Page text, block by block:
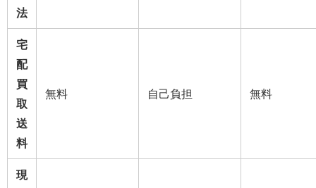
法
宅
配
買
取
送
料
無料 自己負担 無料
現